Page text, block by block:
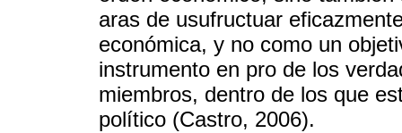
aras de usufructuar
económica, y no como un
instrumento en pro de los
miembros, dentro de los que
político (Castro, 2006).